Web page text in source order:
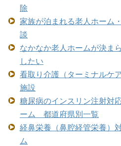
除
家族が泊まれる老人ホー
談
なかなか老人ホームが決ま
したい
看取り介護（ターミナルケ
施設
糖尿病のインスリン注射対
ーム 都道府県別一覧
経鼻栄養（鼻腔経管栄養）
ム